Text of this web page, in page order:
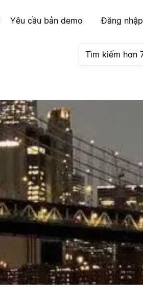
Yêu cầu bản demo Đăng nhập